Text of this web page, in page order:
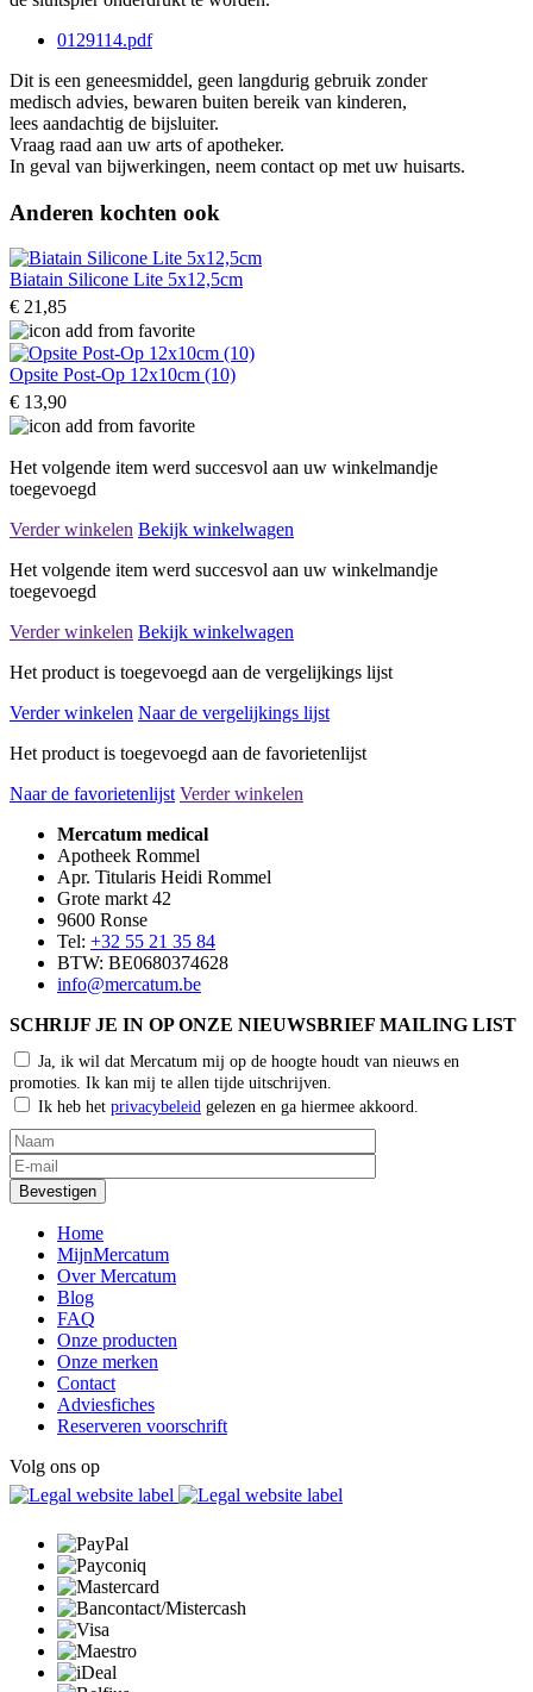
0129114.pdf
Dit is een geneesmiddel, geen langdurig gebruik zonder
medisch advies, bewaren buiten bereik van kinderen,
lees aandachtig de bijsluiter.
Vraag raad aan uw arts of apotheker.
In geval van bijwerkingen, neem contact op met uw huisarts.
Anderen kochten ook
Biatain Silicone Lite 5x12,5cm
€ 21,85
Opsite Post-Op 12x10cm (10)
€ 13,90
Het volgende item werd succesvol aan uw winkelmandje
toegevoegd
Verder winkelen Bekijk winkelwagen
Het volgende item werd succesvol aan uw winkelmandje
toegevoegd
Verder winkelen Bekijk winkelwagen
Het product is toegevoegd aan de vergelijkings lijst
Verder winkelen Naar de vergelijkings lijst
Het product is toegevoegd aan de favorietenlijst
Naar de favorietenlijst Verder winkelen
Mercatum medical
Apotheek Rommel
Apr. Titularis Heidi Rommel
Grote markt 42
9600 Ronse
Tel: +32 55 21 35 84
BTW: BE0680374628
info@mercatum.be
SCHRIJF JE IN OP ONZE NIEUWSBRIEF MAILING LIST
Ja, ik wil dat Mercatum mij op de hoogte houdt van nieuws en
promoties. Ik kan mij te allen tijde uitschrijven.
Ik heb het privacybeleid gelezen en ga hiermee akkoord.
Home
MijnMercatum
Over Mercatum
Blog
FAQ
Onze producten
Onze merken
Contact
Adviesfiches
Reserveren voorschrift
Volg ons op